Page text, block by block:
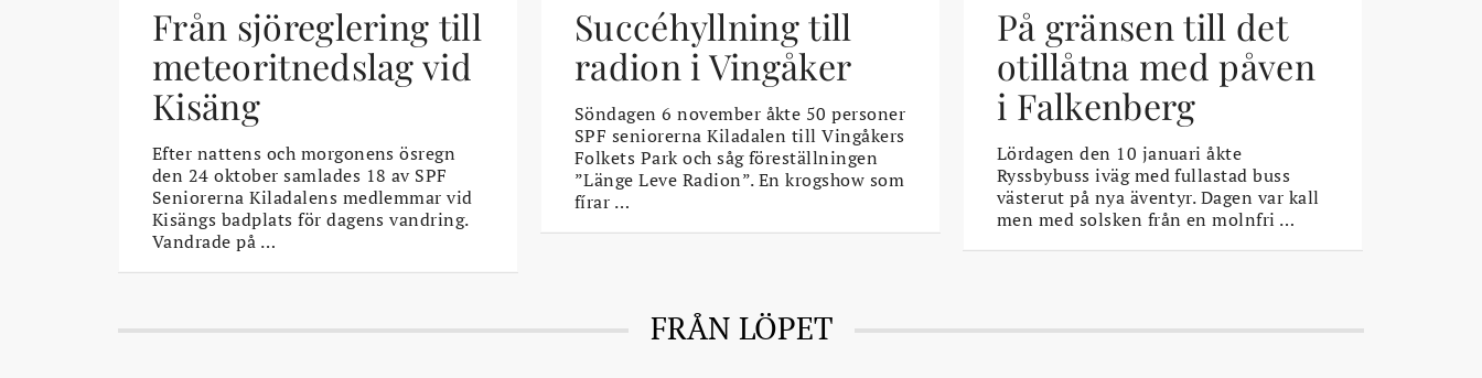
Från sjöreglering till
meteoritnedslag vid
Kisäng
Efter nattens och morgonens ösregn
den 24 oktober samlades 18 av SPF
Seniorerna Kiladalens medlemmar vid
Kisängs badplats för dagens vandring.
Vandrade på …
Succéhyllning till
radion i Vingåker
Söndagen 6 november åkte 50 personer
SPF seniorerna Kiladalen till Vingåkers
Folkets Park och såg föreställningen
”Länge Leve Radion”. En krogshow som
fírar …
På gränsen till det
otillåtna med påven
i Falkenberg
Lördagen den 10 januari åkte
Ryssbybuss iväg med fullastad buss
västerut på nya äventyr. Dagen var kall
men med solsken från en molnfri …
FRÅN LÖPET